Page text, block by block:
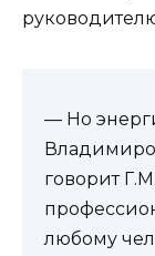
— Но
говорит
любому